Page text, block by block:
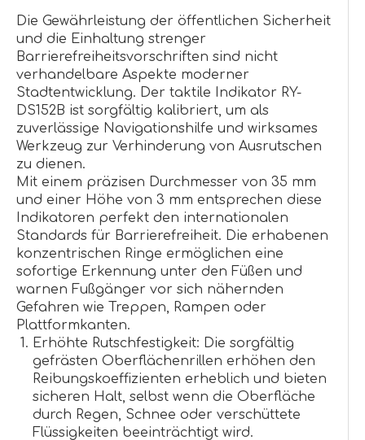
Die Gewährleistung der öffentlichen Sicherheit
und die Einhaltung strenger
Barrierefreiheitsvorschriften sind nicht
verhandelbare Aspekte moderner
Stadtentwicklung. Der taktile Indikator RY-
DS152B ist sorgfältig kalibriert, um als
zuverlässige Navigationshilfe und wirksames
Werkzeug zur Verhinderung von Ausrutschen
zu dienen.
Mit einem präzisen Durchmesser von 35 mm
und einer Höhe von 3 mm entsprechen diese
Indikatoren perfekt den internationalen
Standards für Barrierefreiheit. Die erhabenen
konzentrischen Ringe ermöglichen eine
sofortige Erkennung unter den Füßen und
warnen Fußgänger vor sich nähernden
Gefahren wie Treppen, Rampen oder
Plattformkanten.
Erhöhte Rutschfestigkeit: Die sorgfältig
gefrästen Oberflächenrillen erhöhen den
Reibungskoeffizienten erheblich und bieten
sicheren Halt, selbst wenn die Oberfläche
durch Regen, Schnee oder verschüttete
Flüssigkeiten beeinträchtigt wird.